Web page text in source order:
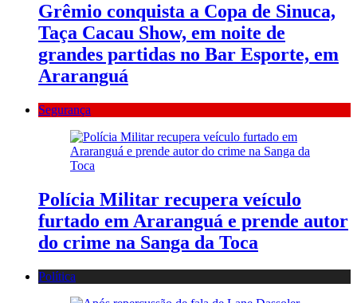
Grêmio conquista a Copa de Sinuca,
Taça Cacau Show, em noite de
grandes partidas no Bar Esporte, em
Araranguá
Segurança
Polícia Militar recupera veículo
furtado em Araranguá e prende autor
do crime na Sanga da Toca
Política